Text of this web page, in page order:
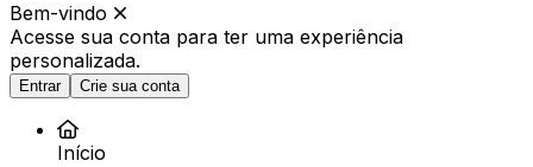
Bem-vindo
Acesse sua conta para ter uma experiência
personalizada.
Entrar Crie sua conta
Início